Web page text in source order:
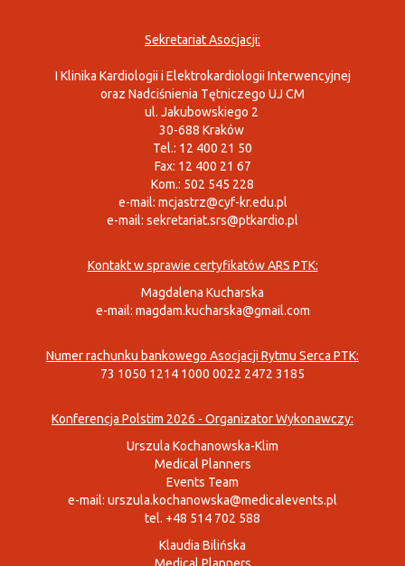
Sekretariat Asocjacji:
I Klinika Kardiologii i Elektrokardiologii Interwencyjnej
oraz Nadciśnienia Tętniczego UJ CM
ul. Jakubowskiego 2
30-688 Kraków
Tel.: 12 400 21 50
Fax: 12 400 21 67
Kom.: 502 545 228
e-mail: mcjastrz@cyf-kr.edu.pl
e-mail: sekretariat.srs@ptkardio.pl
Kontakt w sprawie certyfikatów ARS PTK:
Magdalena Kucharska
e-mail: magdam.kucharska@gmail.com
Numer rachunku bankowego Asocjacji Rytmu Serca PTK:
73 1050 1214 1000 0022 2472 3185
Konferencja Polstim 2026 - Organizator Wykonawczy:
Urszula Kochanowska-Klim
Medical Planners
Events Team
e-mail: urszula.kochanowska@medicalevents.pl
tel. +48 514 702 588
Klaudia Bilińska